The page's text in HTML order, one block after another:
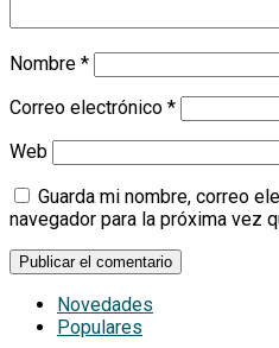
Nombre *
Correo electrónico *
Web
Guarda mi nombre, correo
navegador para la próxima vez
Novedades
Populares